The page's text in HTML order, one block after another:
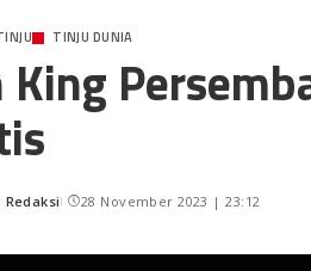
TINJU DUNIA
King
Redaksi 28 November 2023 | 23:12